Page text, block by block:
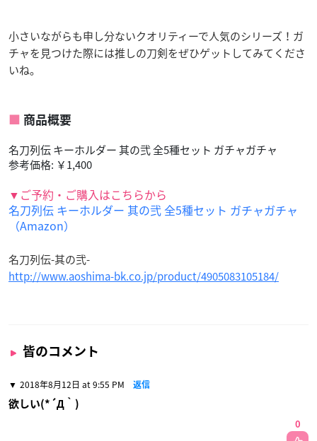
小さいながらも申し分ないクオリティーで人気のシリーズ！ガ
チャを見つけた際には推しの刀剣をぜひゲットしてみてくださ
いね。
商品概要
名刀列伝 キーホルダー 其の弐 全5種セット ガチャガチャ
参考価格: ￥1,400
▼ご予約・ご購入はこちらから
名刀列伝 キーホルダー 其の弐 全5種セット ガチャガチャ
（Amazon）
名刀列伝-其の弐-
http://www.aoshima-bk.co.jp/product/4905083105184/
皆のコメント
2018年8月12日 at 9:55 PM 返信
欲しい(*´Д｀)
0